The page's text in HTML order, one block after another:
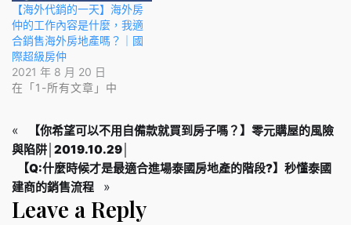
【海外代銷的一天】海外房
仲的工作內容是什麼，我適
合銷售海外房地產嗎？｜國
際超級房仲
2021 年 8 月 20 日
在「1-所有文章」中
«
【你希望可以不用自備款就買到房子嗎？】零元購屋的風險
與陷阱│2019.10.29│
【Q:什麼時候才是最適合進場泰國房地產的階段?】秒懂泰國
建商的銷售流程
»
Leave a Reply